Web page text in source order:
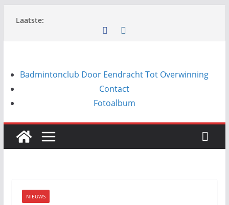
naar
Laatste:
Badmintonclub Door Eendracht Tot Overwinning
Contact
Fotoalbum
NIEUWS